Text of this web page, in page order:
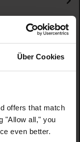
Über Cookies
offers that match
"Allow all," you
even better.